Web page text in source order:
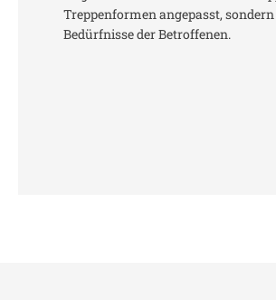
Treppenformen angepasst,
Bedürfnisse der Betroffenen.